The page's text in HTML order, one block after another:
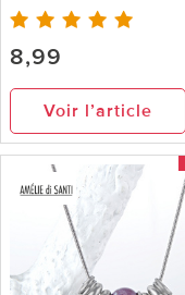
8,99
Voir l’article